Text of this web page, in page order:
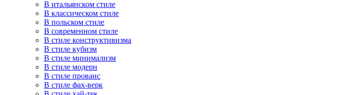
В итальянском стиле
В классическом стиле
В польском стиле
В современном стиле
В стиле конструктивизма
В стиле кубизм
В стиле минимализм
В стиле модерн
В стиле прованс
В стиле фах-верк